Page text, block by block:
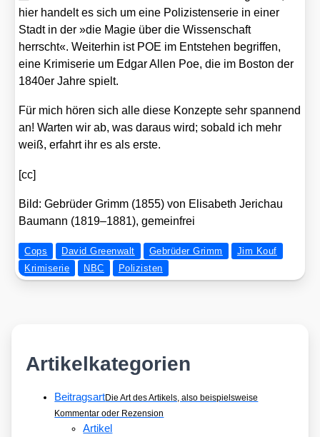
hier han­delt es sich um eine Poli­zis­ten­se­rie in einer
Stadt in der »die Magie über die Wis­sen­schaft
herrscht«. Wei­ter­hin ist POE im Ent­ste­hen begrif­fen,
eine Kri­mi­se­rie um Edgar Allen Poe, die im Bos­ton der
1840er Jah­re spielt.
Für mich hören sich alle die­se Kon­zep­te sehr span­nend
an! War­ten wir ab, was dar­aus wird; sobald ich mehr
weiß, erfahrt ihr es als ers­te.
[cc]
Bild: Gebrü­der Grimm (1855) von Eli­sa­beth Jeri­ch­au
Bau­mann (1819–1881), gemein­frei
Cops David Greenwalt Gebrüder Grimm
Jim Kouf
Krimiserie
NBC Polizisten
Artikelkategorien
BeitragsartDie Art des Artikels, also beispielsweise
Kommentar oder Rezension
Artikel